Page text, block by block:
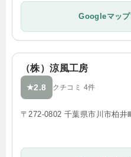
Googleマップ
（株）涼風工房
★2.8 クチコミ 4件
〒272-0802 千葉県市川市柏井